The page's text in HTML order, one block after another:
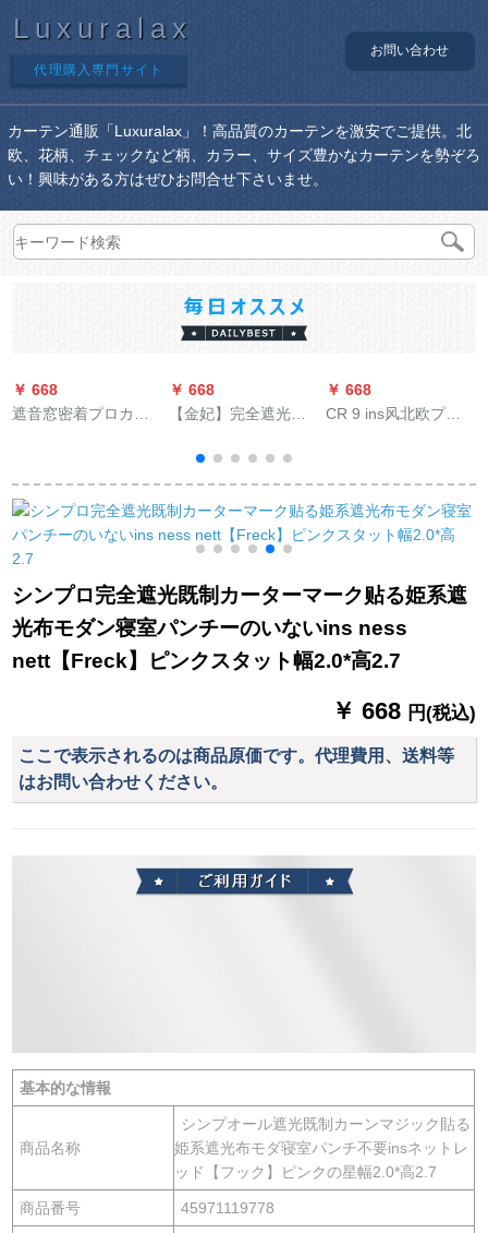
Luxuralax
代理購入専門サイト
お問い合わせ
カーテン通販「Luxuralax」！高品質のカーテンを激安でご提供。北
欧、花柄、チェックなど柄、カラー、サイズ豊かなカーテンを勢ぞろ
い！興味がある方はぜひお問合せ下さいませ。
￥ 668
遮音窓密着プロカー
ウン寝室カーリング
ホーイトオン1メトル
幅X 1メトルトルトル
￥ 668
【金妃】完全遮光サ
製カーリング寝室掃
き出し窓UVカート熱
深さ75%遮光度(フー
ク)幅1.5*高2.7【高可
改】
￥ 668
CR 9 ins风北欧プロ
遮光ベベルストール
ダクトダクトダクト
ダクトダクトダクト
ダクトダクトダクト
ダクトダクトダクト
ダクトダクトダクト
ダクト
シンプロ完全遮光既制カーターマーク贴る姫系遮
光布モダン寝室パンチーのいないins ness
nett【Freck】ピンクスタット幅2.0*高2.7
￥ 668 円(税込)
ここで表示されるのは商品原価です。代理費用、送料等
はお問い合わせください。
基本的な情報
商品名称
シンプオール遮光既制カーンマジック貼る
姫系遮光布モダ寝室パンチ不要insネットレ
ッド【フック】ピンクの星幅2.0*高2.7
商品番号 45971119778